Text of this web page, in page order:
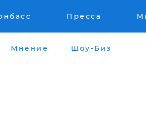
Пресса
Мнение Шоу-Биз